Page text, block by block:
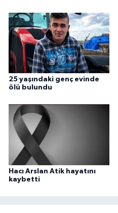
25 yaşındaki genç evinde
ölü bulundu
Hacı Arslan Atik hayatını
kaybetti